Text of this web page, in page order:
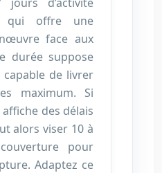
qui offre une
face aux
durée suppose
de livrer
maximum. Si
des délais
alors viser 10 à
pour
Adaptez ce